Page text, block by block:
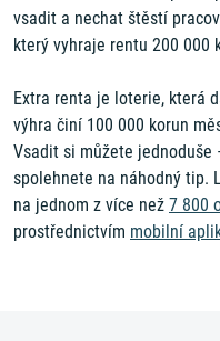
vsadit a nechat štěstí
který vyhraje rentu 200 000
Extra renta je loterie, která
výhra činí 100 000 korun
Vsadit si můžete
spolehnete na náhodný tip.
na jednom z více než 7 800
prostřednictvím mobilní